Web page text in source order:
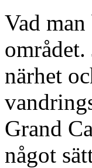
Vad
närhet
Grand
något